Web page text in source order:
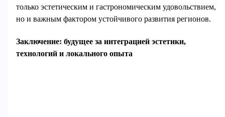
только эстетическим и гастрономическим удовольствием,
но и важным фактором устойчивого развития регионов.
Заключение: будущее за интеграцией эстетики,
технологий и локального опыта